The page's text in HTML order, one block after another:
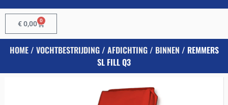
€0,00 0
HOME/ VOCHTBESTRIJDING/ AFDICHTING/ BINNEN / REMMERS
SL FILL Q3